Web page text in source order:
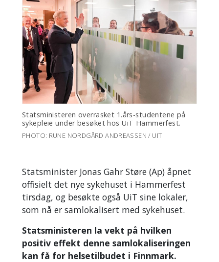
Statsministeren overrasket 1.års-studentene på
sykepleie under besøket hos UiT Hammerfest.
PHOTO: RUNE NORDGÅRD ANDREASSEN / UIT
Statsminister Jonas Gahr Støre (Ap) åpnet
offisielt det nye sykehuset i Hammerfest
tirsdag, og besøkte også UiT sine lokaler,
som nå er samlokalisert med sykehuset.
Statsministeren la vekt på hvilken
positiv effekt denne samlokaliseringen
kan få for helsetilbudet i Finnmark.